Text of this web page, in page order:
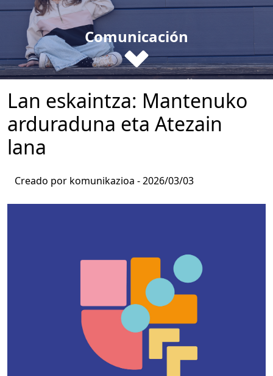
Comunicación
Lan eskaintza: Mantenuko
arduraduna eta Atezain
lana
Creado por komunikazioa -2026/03/03